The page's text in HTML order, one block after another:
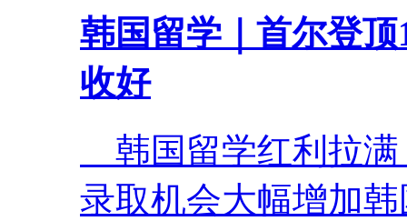
韩国留学｜首尔登
收好
韩国留学红利拉满
录取机会大幅增加